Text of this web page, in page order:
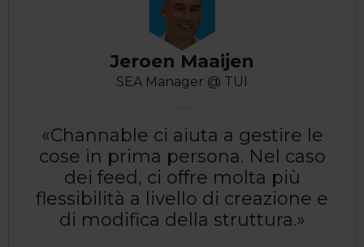
Jeroen Maaijen
SEA Manager @ TUI
Channable ci aiuta a gestire le
cose in prima persona. Nel caso
dei feed, ci offre molta più
flessibilità a livello di creazione e
di modifica della struttura.